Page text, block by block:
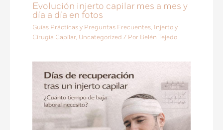
Evolución injerto capilar mes a mes y
día a día en fotos
Guías Prácticas y Preguntas Frecuentes, Injerto y
Cirugía Capilar, Uncategorized / Por Belén Tejedo